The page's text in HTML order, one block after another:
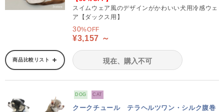
スイムウェア風のデザインがかわいい犬用冷感ウェ
ア【ダックス用】
30%OFF
¥3,157 ～
商品比較リスト 現在、購入不可
DOG CAT
クークチュール テラヘルツワン・シルク腹巻